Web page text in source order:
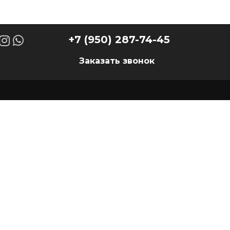
+7 (950) 287-74-45
Заказать звонок